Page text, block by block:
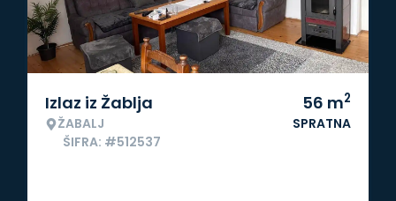
Izlaz iz Žablja
ŽABALJ
ŠIFRA: #512537
56 m2
SPRATNA